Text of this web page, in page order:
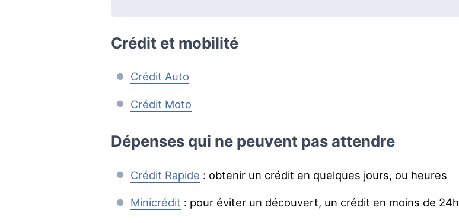
Crédit et mobilité
Crédit Auto
Crédit Moto
Dépenses qui ne peuvent pas attendre
Crédit Rapide : obtenir un crédit en quelques jours, ou heures
Minicrédit : pour éviter un découvert, un crédit en moins de 24h